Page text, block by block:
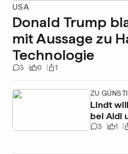
USA
Donald Trump
mit Aussage zu
Technologie
3 0 1
ZU
Lindt
bei Aldi
3 1